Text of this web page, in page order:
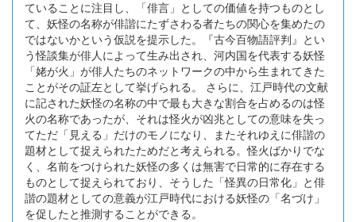
ていることに注目し、「俳言」としての価値を持つものとし
て、妖怪の名称が俳諧にたずさわる者たちの関心を集めたの
ではないかという仮説を提示した。『古今百物語評判』とい
う怪談集が俳人によって生み出され、河内国を代表する妖怪
「姥が火」が俳人たちのネットワークの中から生まれてきた
ことがその証左として挙げられる。 さらに、江戸時代の文献
に記された妖怪の名称の中で最も大きな割合を占めるのは怪
火の名称であったが、それは怪火が凶兆としての意味を失っ
てただ「見える」だけのモノになり、またそれゆえに俳諧の
題材として捉えられたためだと考えられる。怪火ばかりでな
く、名前をつけられた妖怪の多くは無害で日常的に存在する
ものとして捉えられており、そうした「怪異の日常化」と俳
諧の題材としての意義が江戸時代における妖怪の「名づけ」
を促したと推測することができる。